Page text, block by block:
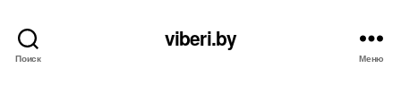
Поиск
viberi.by
Меню